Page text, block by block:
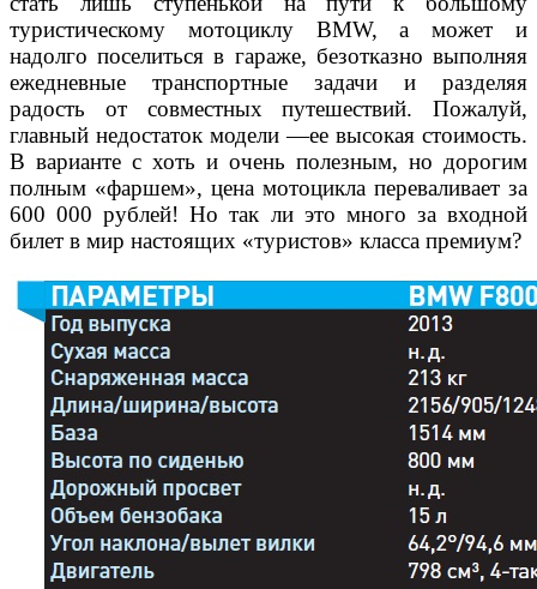
туристическому мотоциклу BMW, а может и
надолго поселиться в гараже, безотказно выполняя
ежедневные транспортные задачи и разделяя
радость от совместных путешествий. Пожалуй,
главный недостаток модели —ее высокая стоимость.
В варианте с хоть и очень полезным, но дорогим
полным «фаршем», цена мотоцикла переваливает за
600 000 рублей! Но так ли это много за входной
билет в мир настоящих «туристов» класса премиум?